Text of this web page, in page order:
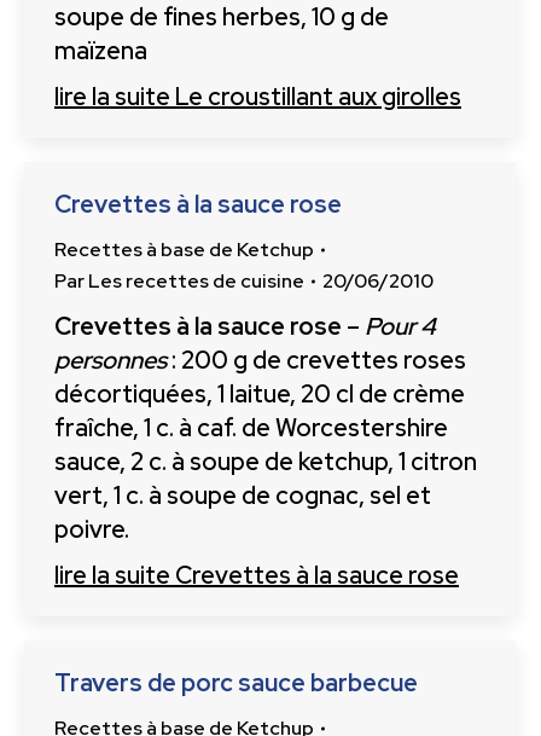
soupe de fines herbes, 10 g de
maïzena
lire la suite Le croustillant aux girolles
Crevettes à la sauce rose
Recettes à base de Ketchup
ParLes recettes de cuisine 20/06/2010
Crevettes à la sauce rose – Pour 4
personnes: 200 g de crevettes roses
décortiquées, 1 laitue, 20 cl de crème
fraîche, 1 c. à caf. de Worcestershire
sauce, 2 c. à soupe de ketchup, 1 citron
vert, 1 c. à soupe de cognac, sel et
poivre.
lire la suite Crevettes à la sauce rose
Travers de porc sauce barbecue
Recettes à base de Ketchup